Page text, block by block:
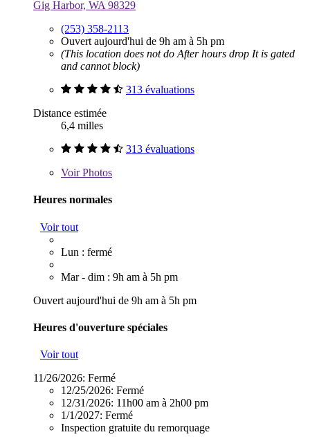
Gig Harbor, WA 98329
(253) 358-2113
Ouvert aujourd'hui de 9h am à 5h pm
(This location does not do After hours drop It is gated
and cannot block)
313 évaluations
Distance estimée
6,4 milles
313 évaluations
VoirPhotos
Heures normales
Voir tout
Lun : fermé
Mar - dim : 9h am à 5h pm
Ouvert aujourd'hui de 9h am à 5h pm
Heures d'ouverture spéciales
Voir tout
11/26/2026: Fermé
12/25/2026: Fermé
12/31/2026: 11h00 am à 2h00 pm
1/1/2027: Fermé
Inspection gratuite du remorquage